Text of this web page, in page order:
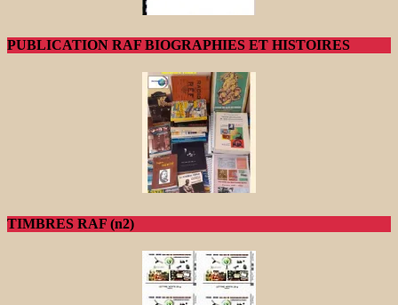
PUBLICATION RAF BIOGRAPHIES ET HISTOIRES
TIMBRES RAF (n2)